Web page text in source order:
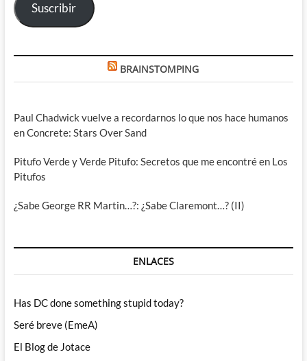
Suscribir
BRAINSTOMPING
Paul Chadwick vuelve a recordarnos lo que nos hace humanos
en Concrete: Stars Over Sand
Pitufo Verde y Verde Pitufo: Secretos que me encontré en Los
Pitufos
¿Sabe George RR Martin…?: ¿Sabe Claremont…? (II)
ENLACES
Has DC done something stupid today?
Seré breve (EmeA)
El Blog de Jotace